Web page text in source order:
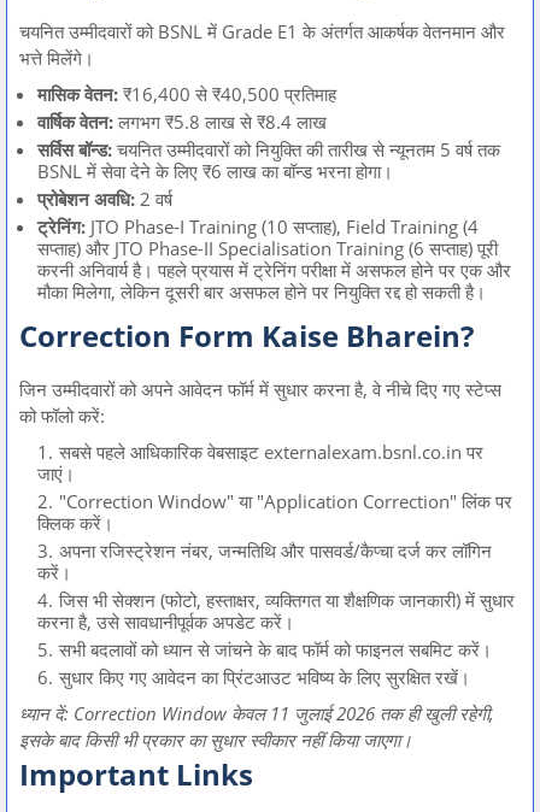
चयनित उम्मीदवारों को BSNL में Grade E1 के अंतर्गत आकर्षक वेतनमान और
भत्ते मिलेंगे।
मासिक वेतन: ₹16,400 से ₹40,500 प्रतिमाह
वार्षिक वेतन: लगभग ₹5.8 लाख से ₹8.4 लाख
सर्विस बॉन्ड: चयनित उम्मीदवारों को नियुक्ति की तारीख से न्यूनतम 5 वर्ष तक
BSNL में सेवा देने के लिए ₹6 लाख का बॉन्ड भरना होगा।
प्रोबेशन अवधि: 2 वर्ष
ट्रेनिंग: JTO Phase-I Training (10 सप्ताह), Field Training (4
सप्ताह) और JTO Phase-II Specialisation Training (6 सप्ताह) पूरी
करनी अनिवार्य है। पहले प्रयास में ट्रेनिंग परीक्षा में असफल होने पर एक और
मौका मिलेगा, लेकिन दूसरी बार असफल होने पर नियुक्ति रद्द हो सकती है।
Correction Form Kaise Bharein?
जिन उम्मीदवारों को अपने आवेदन फॉर्म में सुधार करना है, वे नीचे दिए गए स्टेप्स
को फॉलो करें:
सबसे पहले आधिकारिक वेबसाइट externalexam.bsnl.co.in पर
जाएं।
"Correction Window" या "Application Correction" लिंक पर
क्लिक करें।
अपना रजिस्ट्रेशन नंबर, जन्मतिथि और पासवर्ड/कैप्चा दर्ज कर लॉगिन
करें।
जिस भी सेक्शन (फोटो, हस्ताक्षर, व्यक्तिगत या शैक्षणिक जानकारी) में सुधार
करना है, उसे सावधानीपूर्वक अपडेट करें।
सभी बदलावों को ध्यान से जांचने के बाद फॉर्म को फाइनल सबमिट करें।
सुधार किए गए आवेदन का प्रिंटआउट भविष्य के लिए सुरक्षित रखें।
ध्यान दें: Correction Window केवल 11 जुलाई 2026 तक ही खुली रहेगी,
इसके बाद किसी भी प्रकार का सुधार स्वीकार नहीं किया जाएगा।
Important Links